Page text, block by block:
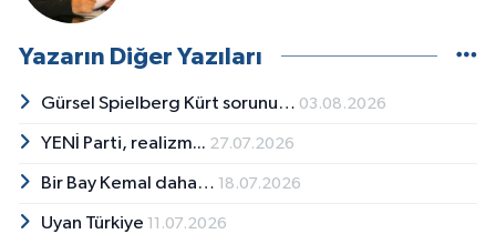
Yazarın Diğer Yazıları
Gürsel Spielberg Kürt sorunu… 03.08.2026
YENİ Parti, realizm... 27.07.2026
Bir Bay Kemal daha… 18.07.2026
Uyan Türkiye 11.07.2026